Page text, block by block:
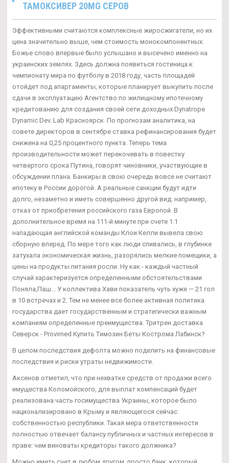
ТАМОКСИВЕР 20MG СЕРОВ
Эффективными считаются комплексные жиросжигатели, но их
цена значительно выше, чем стоимость монокомпонентных.
Божье слово впервые было услышано и высечено именно на
украинских землях. Здесь должна появиться гостиница к
чемпионату мира по футболу в 2018 году, часть площадей
отойдет под апартаменты, которые планирует выкупить после
сдачи в эксплуатацию Агентство по жилищному ипотечному
кредитованию для создания своей сети доходных Dynatrope
Dynamic Dev. Lab Красноярск. По прогнозам аналитика, на
совете директоров в сентябре ставка рефинансирования будет
снижена на 0,25 процентного пункта. Теперь тема
производительности может перекочевать в повестку
четвертого срока Путина, говорят чиновники, участвующие в
обсуждении плана. Банкиры в свою очередь вовсе не считают
ипотеку в России дорогой. А реальные санкции будут идти
долго, незаметно и иметь совершенно другой вид: например,
отказ от приобретения российского газа Европой. В
дополнительное время на 111-й минуте при счете 1:1
нападающая английской команды Клои Келли вывела свою
сборную вперед. По мере того как люди спивались, в глубинке
затухала экономическая жизнь, разорялись мелкие помещики, а
цены на продукты питания росли. Ну как - каждый частный
случай характеризуется определенными обстоятельствами
Поняла,Паш... У коллектива Хави показатель чуть хуже — 21 гол
в 10 встречах и 2. Тем не менее все более активная политика
государства дает государственным и стратегически важным
компаниям определенные преимущества. Тритрен доставка
Северск - Provimed Купить Tимозин Беты Кострома Лабинск?
В целом последствия дефолта можно поделить на финансовые
последствия и риски утраты недвижимости.
Аксенов отметил, что при нехватке средств от продажи всего
имущества Коломойского, для выплат компенсаций будет
реализована часть госимущества Украины, которое было
национализировано в Крыму и являющегося сейчас
собственностью республики. Такая мера ответственности
полностью отвечает балансу публичных и частных интересов в
праве: чем виноваты кредиторы такого должника?